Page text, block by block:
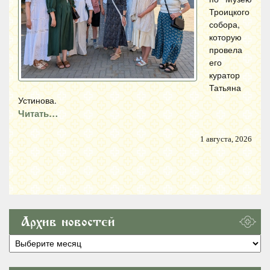
Троицкого
собора,
которую
провела
его
куратор
Татьяна
Устинова.
Читать…
1 августа, 2026
Архив новостей
Архив
новостей